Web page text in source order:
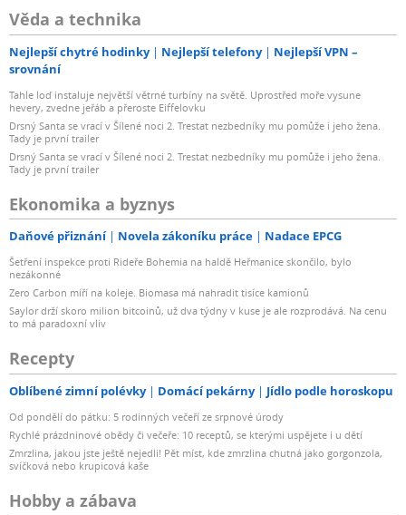
Věda a technika
Nejlepší chytré hodinky Nejlepší telefony
Nejlepší VPN –
srovnání
Tahle loď instaluje největší větrné turbíny na světě. Uprostřed moře vysune
hevery, zvedne jeřáb a přeroste Eiffelovku
Drsný Santa se vrací v Šílené noci 2. Trestat nezbedníky mu pomůže i jeho žena.
Tady je první trailer
Drsný Santa se vrací v Šílené noci 2. Trestat nezbedníky mu pomůže i jeho žena.
Tady je první trailer
Ekonomika a byznys
Daňové přiznání Novela zákoníku práce Nadace EPCG
Šetření inspekce proti Rideře Bohemia na haldě Heřmanice skončilo, bylo
nezákonné
Zero Carbon míří na koleje. Biomasa má nahradit tisíce kamionů
Saylor drží skoro milion bitcoinů, už dva týdny v kuse je ale rozprodává. Na cenu
to má paradoxní vliv
Recepty
Oblíbené zimní polévky Domácí pekárny Jídlo podle horoskopu
Od pondělí do pátku: 5 rodinných večeří ze srpnové úrody
Rychlé prázdninové obědy či večeře: 10 receptů, se kterými uspějete i u dětí
Zmrzlina, jakou jste ještě nejedli! Pět míst, kde zmrzlina chutná jako gorgonzola,
svíčková nebo krupicová kaše
Hobby a zábava